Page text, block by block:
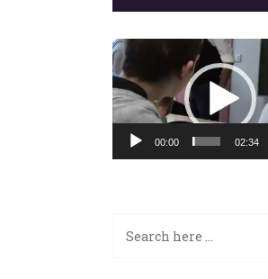
Lecteur
vidéo
00:00 02:34